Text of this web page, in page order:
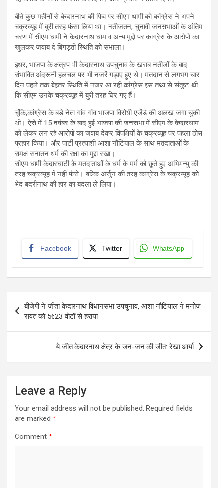
बीते कुछ महीनों से केदारनाथ की पिच पर सीएम धामी को कांग्रेस ने अपने
चक्रव्यूह में बुरी तरह फंसा लिया था। नतीजतन, चुनावी जनसभाओं के अंतिम
चरण में सीएम धामी ने केदारनाथ धाम व अन्य मुद्दों पर कांग्रेस के आरोपों का
खुलकर जवाब दे बिगड़ती स्थिति को संभाला।
इधर, भाजपा के क्षत्रप भी केदारनाथ उपचुनाव के खराब नतीजों के बाद
संभावित अंदरूनी हलचल पर भी नजरें गड़ाए हुए थे। मतदान से लगभग चार
दिन पहले तक बेहतर स्थिति में नजर आ रही कांग्रेस इस तथ्य से संतुष्ट थी
कि सीएम उनके चक्रव्यूह में बुरी तरह घिर गए हैं।
चूंकि,कांग्रेस के बड़े नेता गांव गांव भाजपा विरोधी एजेंडे की अलख जगा चुकी
थी। ऐसे में 15 नवंबर के बाद हुई भाजपा की जनसभा में सीएम के केदारधाम
को लेकर लग रहे आरोपों का जवाब देकर विपक्षियों के चक्रव्यूह पर पहला ठोस
प्रहार किया। और पार्टी प्रत्याशी आशा नौटियाल के साथ मतदाताओं के
समक्ष सनातन धर्म की रक्षा का मुद्दा रखा।
सीएम धामी केदारघाटी के मतदाताओं के धर्म के मर्म को छूते हुए अभिमन्यु की
तरह चक्रव्यूह में नहीं फंसे। बल्कि अर्जुन की तरह कांग्रेस के चक्रव्यूह को
भेद बदरीनाथ की हार का बदला ले लिया।
Facebook Twitter WhatsApp
Post
navigation
बीजेपी ने जीता केदारनाथ विधानसभा उपचुनाव, आशा नौटियाल ने मनोज
रावत को 5623 वोटों से हराया
ये जीत केदारनाथ क्षेत्र के जन-जन की जीत: रेखा आर्या
Leave a Reply
Your email address will not be published. Required fields
are marked *
Comment *